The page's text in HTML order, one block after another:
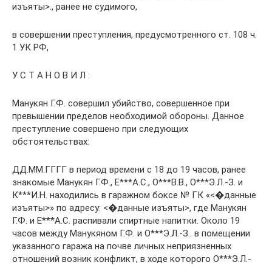
изъяты>., ранее не судимого,
в совершении преступления, предусмотренного ст. 108 ч.
1 УК РФ,
У С Т А Н О В И Л :
Манукян Г.Ф. совершил убийство, совершенное при
превышении пределов необходимой обороны. Данное
преступление совершено при следующих
обстоятельствах:
ДД.ММ.ГГГГ в период времени с 18 до 19 часов, ранее
знакомые Манукян Г.Ф., Е***А.С., О***В.В., О***Э.Л.-З. и
К***И.Н. находились в гаражном боксе № ГК «<�данные
изъяты>» по адресу: <�данные изъяты>, где Манукян
Г.Ф. и Е***А.С. распивали спиртные напитки. Около 19
часов между Манукяном Г.Ф. и О***Э.Л.-З.. в помещении
указанного гаража на почве личных неприязненных
отношений возник конфликт, в ходе которого О***Э.Л.-